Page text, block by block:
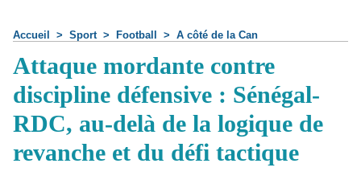
Accueil > Sport > Football > A côté de la Can
Attaque mordante contre
discipline défensive : Sénégal-
RDC, au-delà de la logique de
revanche et du défi tactique